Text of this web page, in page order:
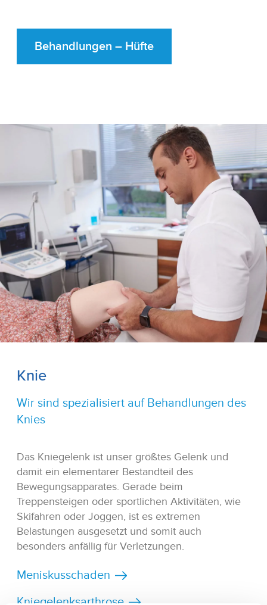
Behandlungen – Hüfte
Knie
Wir sind spezialisiert auf Behandlungen des
Knies
Das Kniegelenk ist unser größtes Gelenk und
damit ein elementarer Bestandteil des
Bewegungsapparates. Gerade beim
Treppensteigen oder sportlichen Aktivitäten, wie
Skifahren oder Joggen, ist es extremen
Belastungen ausgesetzt und somit auch
besonders anfällig für Verletzungen.
Meniskusschaden